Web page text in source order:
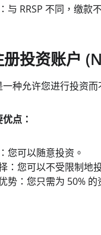
与 RRSP 不同，缴款
册投资账户
种允许您进行投资
点：
您可以随意投资。
：您可以不受限制地
势：您只需为 50% 的